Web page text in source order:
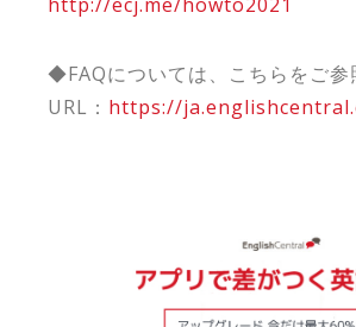
http://ecj.me/howto2021
◆FAQについては、こちらをご参
URL： https://